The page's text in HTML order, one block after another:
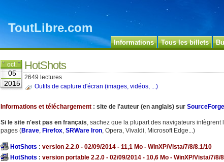
ToutLibre.com
Informations Tous les billets
oct.
05
2015
HotShots
2649 lectures
Outils de capture d'écran (images, vidéos, ...)
Informations et téléchargement : site de l'auteur (en anglais) sur SourceForge
Si le site n'est pas en français, sachez que la plupart des navigateurs
pages (Brave, Firefox, SRWare Iron, Opera, Vivaldi, Microsoft Edge...)
HotShots : version 2.2.0 - 02/09/2014 - 11,1 Mo - WinXP/Vista/7/8/8.1/10
HotShots : version portable 2.2.0 - 02/09/2014 - 10,6 Mo - WinXP/Vista/7/8/